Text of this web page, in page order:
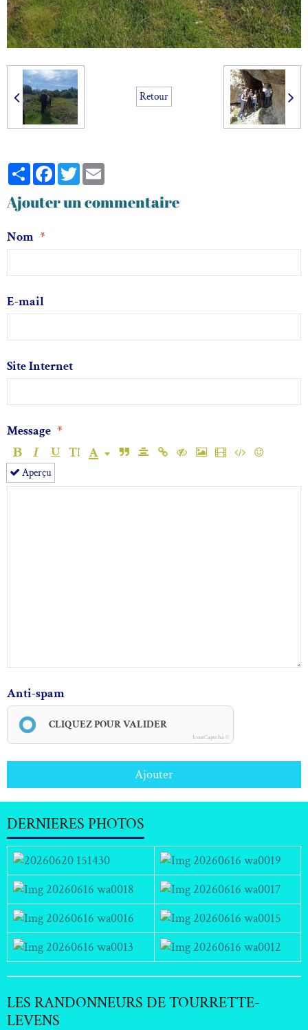
Retour
PartagerFacebook
Twitter
Ajouter un commentaire
Nom
E-mail
Site Internet
Message
Aperçu
Anti-spam
CLIQUEZ POUR VALIDER
IconCaptcha ©
Ajouter
DERNIERES PHOTOS
LES RANDONNEURS DE TOURRETTE-
LEVENS